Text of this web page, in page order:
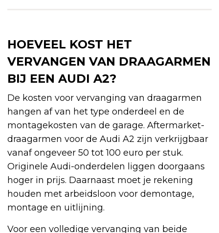
HOEVEEL KOST HET
VERVANGEN VAN DRAAGARMEN
BIJ EEN AUDI A2?
De kosten voor vervanging van draagarmen
hangen af van het type onderdeel en de
montagekosten van de garage. Aftermarket-
draagarmen voor de Audi A2 zijn verkrijgbaar
vanaf ongeveer 50 tot 100 euro per stuk.
Originele Audi-onderdelen liggen doorgaans
hoger in prijs. Daarnaast moet je rekening
houden met arbeidsloon voor demontage,
montage en uitlijning.
Voor een volledige vervanging van beide